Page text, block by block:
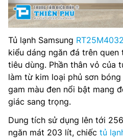
Công nghệ bảo quản thực
Optimal Fresh Zone
Kiểu tủ: Ngăn đá trên
Chất liệu cửa tủ lạnh: Kim loại
Chất liệu khay ngăn lạnh: Kính
Kích thước – Khối lượng: Cao
Sâu 63.7 cm – Nặng 49 kg
Tủ lạnh Samsung
kiểu dáng ngăn đá trên
tiêu dùng. Phần thân vỏ của
làm từ kim loại phủ sơn
gam màu đen nổi bật mang
giác sang trọng.
Dung tích sử dụng lên tới
ngăn mát 203 lít, chiếc tủ